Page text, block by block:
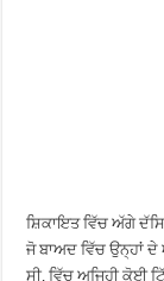
ਸ਼ਿਕਾਇਤ ਵਿੱਚ ਅੱਗੇ
ਜੋ ਬਾਅਦ ਵਿੱਚ ਉਨ੍ਹਾਂ
ਸੀ, ਵਿੱਚ ਅਜਿਹੀ ਕੋਈ